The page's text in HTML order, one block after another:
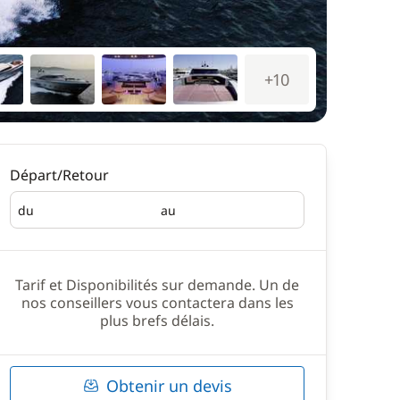
+10
Départ/Retour
du
Départ au
Retour
Tarif et Disponibilités sur demande. Un de
nos conseillers vous contactera dans les
plus brefs délais.
Obtenir un devis